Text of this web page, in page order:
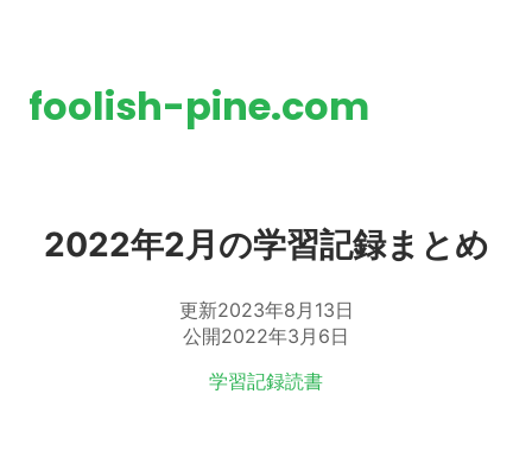
foolish-pine.com
2022年2月の学習記録まとめ
更新2023年8月13日
公開2022年3月6日
学習記録読書